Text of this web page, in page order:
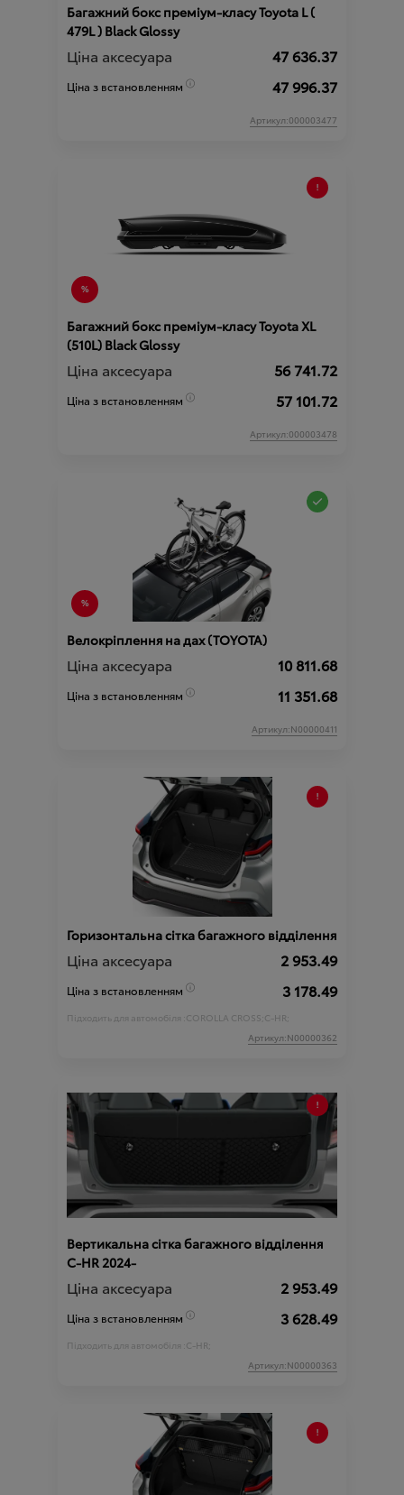
Багажний бокс преміум-класу Toyota L (
479L ) Black Glossy
Ціна аксесуара 47 636.37
Ціна з встановленням 47 996.37
Артикул:000003477
Багажний бокс преміум-класу Toyota XL
(510L) Black Glossy
Ціна аксесуара 56 741.72
Ціна з встановленням 57 101.72
Артикул:000003478
Велокріплення на дах (TOYOTA)
Ціна аксесуара 10 811.68
Ціна з встановленням 11 351.68
Артикул:N00000411
Горизонтальна сітка багажного відділення
Ціна аксесуара 2 953.49
Ціна з встановленням 3 178.49
Підходить для автомобіля :COROLLA CROSS;C-HR;
Артикул:N00000362
Вертикальна сітка багажного відділення
C-HR 2024-
Ціна аксесуара 2 953.49
Ціна з встановленням 3 628.49
Підходить для автомобіля :C-HR;
Артикул:N00000363